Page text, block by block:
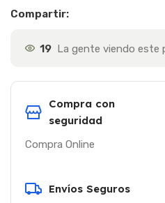
Compartir:
19 La gente viendo este
Compra con
seguridad
Compra Online
Envíos Seguros